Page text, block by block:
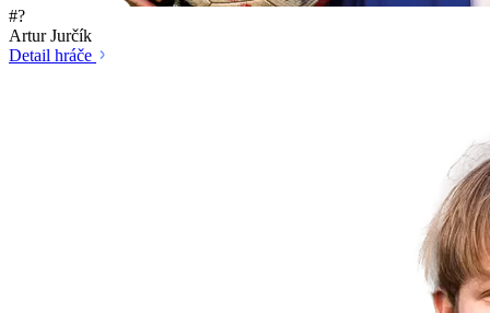
#?
Artur Jurčík
Detail hráče